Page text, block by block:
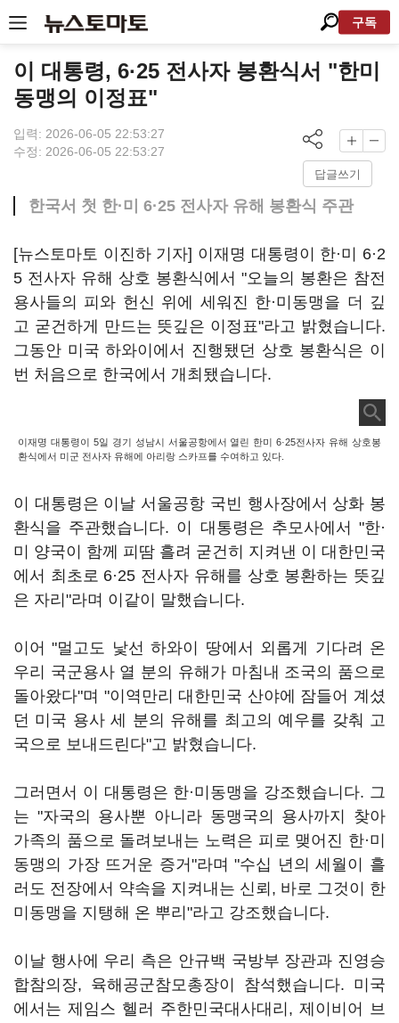
구독
이 대통령, 6·25 전사자 봉환식서 "한미
동맹의 이정표"
입력: 2026-06-05 22:53:27
수정: 2026-06-05 22:53:27
답글쓰기
한국서 첫 한·미 6·25 전사자 유해 봉환식 주관
[뉴스토마토 이진하 기자] 이재명 대통령이 한·미 6·2
5 전사자 유해 상호 봉환식에서 "오늘의 봉환은 참전
용사들의 피와 헌신 위에 세워진 한·미동맹을 더 깊
고 굳건하게 만드는 뜻깊은 이정표"라고 밝혔습니다.
그동안 미국 하와이에서 진행됐던 상호 봉환식은 이
번 처음으로 한국에서 개최됐습니다.
이재명 대통령이 5일 경기 성남시 서울공항에서 열린 한미 6·25전사자 유해 상호봉
환식에서 미군 전사자 유해에 아리랑 스카프를 수여하고 있다.
이 대통령은 이날 서울공항 국빈 행사장에서 상화 봉
환식을 주관했습니다. 이 대통령은 추모사에서 "한·
미 양국이 함께 피땀 흘려 굳건히 지켜낸 이 대한민국
에서 최초로 6·25 전사자 유해를 상호 봉환하는 뜻깊
은 자리"라며 이같이 말했습니다.
이어 "멀고도 낯선 하와이 땅에서 외롭게 기다려 온
우리 국군용사 열 분의 유해가 마침내 조국의 품으로
돌아왔다"며 "이역만리 대한민국 산야에 잠들어 계셨
던 미국 용사 세 분의 유해를 최고의 예우를 갖춰 고
국으로 보내드린다"고 밝혔습니다.
그러면서 이 대통령은 한·미동맹을 강조했습니다. 그
는 "자국의 용사뿐 아니라 동맹국의 용사까지 찾아
가족의 품으로 돌려보내는 노력은 피로 맺어진 한·미
동맹의 가장 뜨거운 증거"라며 "수십 년의 세월이 흘
러도 전장에서 약속을 지켜내는 신뢰, 바로 그것이 한
미동맹을 지탱해 온 뿌리"라고 강조했습니다.
이날 행사에 우리 측은 안규백 국방부 장관과 진영승
합참의장, 육해공군참모총장이 참석했습니다. 미국
에서는 제임스 헬러 주한민국대사대리, 제이비어 브